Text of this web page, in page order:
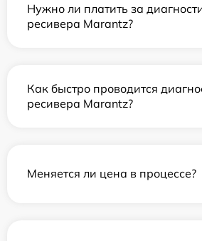
Нужно ли платить за
ресивера Marantz?
Как быстро проводится
ресивера Marantz?
Меняется ли цена в процессе?